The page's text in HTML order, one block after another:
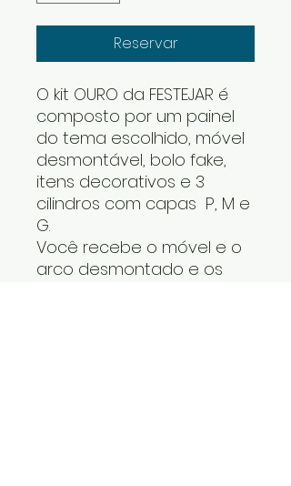
Reservar
O kit OURO da FESTEJAR é
composto por um painel
do tema escolhido, móvel
desmontável, bolo fake,
itens decorativos e 3
cilindros com capas P, M e
G.
Você recebe o móvel e o
arco desmontado e os